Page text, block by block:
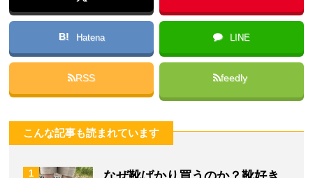
B! Hatena LINE
RSS feedly
こんな記事も読まれています
1